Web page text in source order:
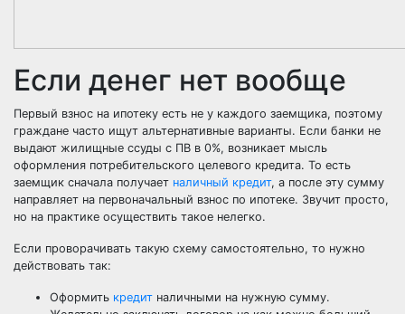
Если денег нет вообще
Первый взнос на ипотеку есть не у каждого заемщика, поэтому
граждане часто ищут альтернативные варианты. Если банки не
выдают жилищные ссуды с ПВ в 0%, возникает мысль
оформления потребительского целевого кредита. То есть
заемщик сначала получает наличный кредит, а после эту сумму
направляет на первоначальный взнос по ипотеке. Звучит просто,
но на практике осуществить такое нелегко.
Если проворачивать такую схему самостоятельно, то нужно
действовать так:
Оформить кредит наличными на нужную сумму.